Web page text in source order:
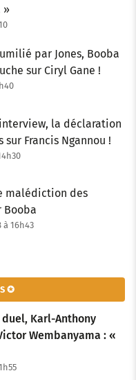
»
par Jones, Booba
sur Ciryl Gane !
la déclaration
Francis Ngannou !
malédiction des
Booba
à 16h43
✪
duel, Karl-Anthony
Wembanyama : «